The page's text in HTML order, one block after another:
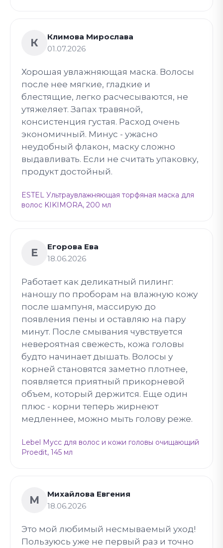
К
Климова Мирослава
01.07.2026
Хорошая увлажняющая маска. Волосы
после нее мягкие, гладкие и
блестящие, легко расчесываются, не
утяжеляет. Запах травяной,
консистенция густая. Расход очень
экономичный. Минус - ужасно
неудобный флакон, маску сложно
выдавливать. Если не считать упаковку,
продукт достойный.
ESTEL Ультраувлажняющая торфяная маска для
волос KIKIMORA, 200 мл
Е
Егорова Ева
18.06.2026
Работает как деликатный пилинг:
наношу по проборам на влажную кожу
после шампуня, массирую до
появления пены и оставляю на пару
минут. После смывания чувствуется
невероятная свежесть, кожа головы
будто начинает дышать. Волосы у
корней становятся заметно плотнее,
появляется приятный прикорневой
объем, который держится. Еще один
плюс - корни теперь жирнеют
медленнее, можно мыть голову реже.
Lebel Мусс для волос и кожи головы очищающий
Proedit, 145 мл
М
Михайлова Евгения
18.06.2026
Это мой любимый несмываемый уход!
Пользуюсь уже не первый раз и точно